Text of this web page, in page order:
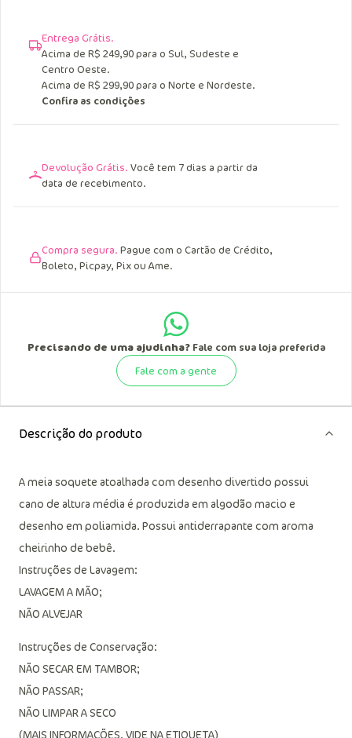
Entrega Grátis.
Acima de R$ 249,90 para o Sul, Sudeste e
Centro Oeste.
Acima de R$ 299,90 para o Norte e Nordeste.
Confira as condições
Devolução Grátis. Você tem 7 dias a partir da
data de recebimento.
Compra segura. Pague com o Cartão de Crédito,
Boleto, Picpay, Pix ou Ame.
Precisando de uma ajudinha?Fale com sua loja preferida
Fale com a gente
Descrição do produto
A meia soquete atoalhada com desenho divertido possui
cano de altura média é produzida em algodão macio e
desenho em poliamida. Possui antiderrapante com aroma
cheirinho de bebê.
Instruções de Lavagem:
LAVAGEM A MÃO;
NÃO ALVEJAR
Instruções de Conservação:
NÃO SECAR EM TAMBOR;
NÃO PASSAR;
NÃO LIMPAR A SECO
(MAIS INFORMAÇÕES, VIDE NA ETIQUETA)